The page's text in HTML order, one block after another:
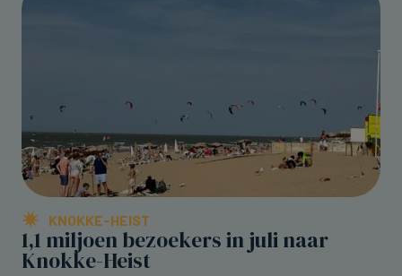
KNOKKE-HEIST
1,1 miljoen bezoekers in juli naar
Knokke-Heist